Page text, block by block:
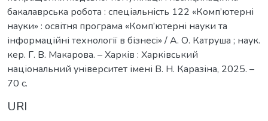
бакалаврська робота : спеціальність 122 «Комп’ютерні
науки» : освітня програма «Комп’ютерні науки та
інформаційні технології в бізнесі» / А. О. Катруша ; наук.
кер. Г. В. Макарова. – Харків : Харківський
національний університет імені В. Н. Каразіна, 2025. –
70 с.
URI